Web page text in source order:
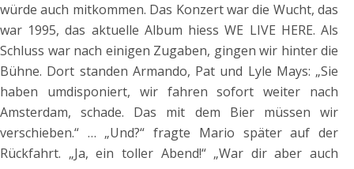
würde auch mitkommen. Das Konzert war die Wucht, das
war 1995, das aktuelle Album hiess WE LIVE HERE. Als
Schluss war nach einigen Zugaben, gingen wir hinter die
Bühne. Dort standen Armando, Pat und Lyle Mays: „Sie
haben umdisponiert, wir fahren sofort weiter nach
Amsterdam, schade. Das mit dem Bier müssen wir
verschieben.“ … „Und?“ fragte Mario später auf der
Rückfahrt. „Ja, ein toller Abend!“ „War dir aber auch